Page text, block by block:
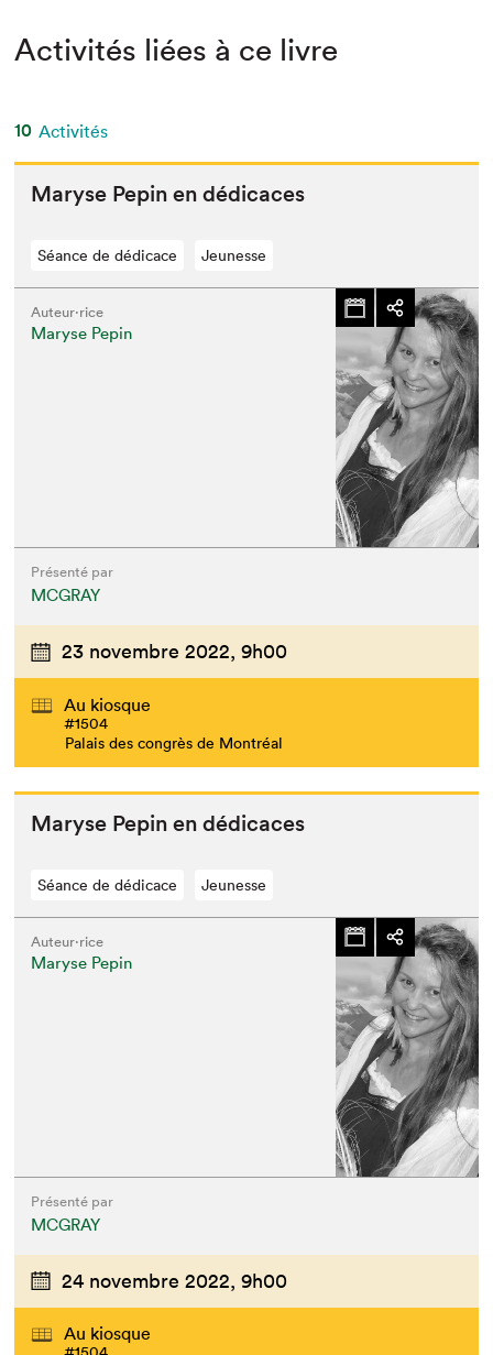
Activités liées à ce livre
10 Activités
Maryse Pepin en dédicaces
Séance de dédicace Jeunesse
Auteur·rice
Maryse Pepin
Présenté par
MCGRAY
23 novembre 2022, 9h00
Au kiosque
#1504
Palais des congrès de Montréal
Maryse Pepin en dédicaces
Séance de dédicace Jeunesse
Auteur·rice
Maryse Pepin
Présenté par
MCGRAY
24 novembre 2022, 9h00
Au kiosque